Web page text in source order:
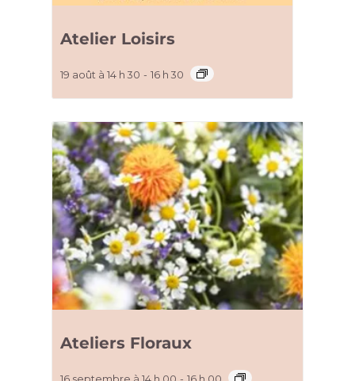
Atelier Loisirs
19 août à 14 h 30 - 16 h 30
Ateliers Floraux